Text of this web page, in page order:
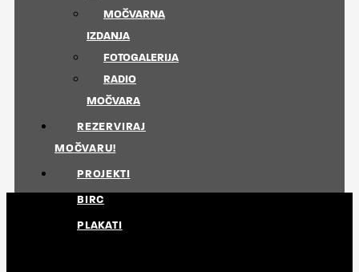
MOČVARNA
IZDANJA
FOTOGALERIJA
RADIO
MOČVARA
REZERVIRAJ
MOČVARU!
PROJEKTI
BIRC
PLAKATI